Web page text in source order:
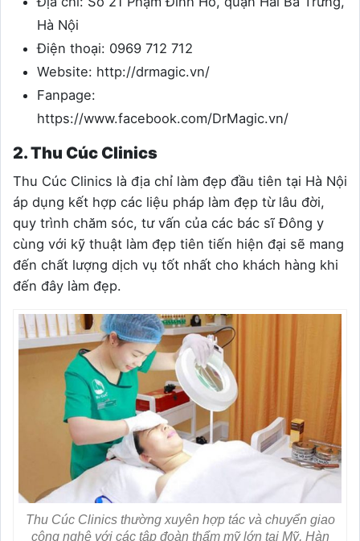
Hà Nội
Điện thoại: 0969 712 712
Website: http://drmagic.vn/
Fanpage:
https://www.facebook.com/DrMagic.vn/
2. Thu Cúc Clinics
Thu Cúc Clinics là địa chỉ làm đẹp đầu tiên tại Hà Nội
áp dụng kết hợp các liệu pháp làm đẹp từ lâu đời,
quy trình chăm sóc, tư vấn của các bác sĩ Đông y
cùng với kỹ thuật làm đẹp tiên tiến hiện đại sẽ mang
đến chất lượng dịch vụ tốt nhất cho khách hàng khi
đến đây làm đẹp.
Thu Cúc Clinics thường xuyên hợp tác và chuyển giao
công nghệ với các tập đoàn thẩm mỹ lớn tại Mỹ, Hàn